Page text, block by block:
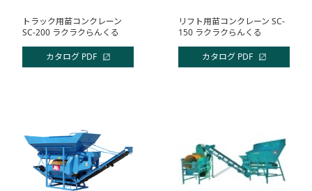
トラック用苗コンクレーン
SC-200 ラクラクらんくる
カタログ PDF
リフト用苗コンクレーン SC-
150 ラクラクらんくる
カタログ PDF